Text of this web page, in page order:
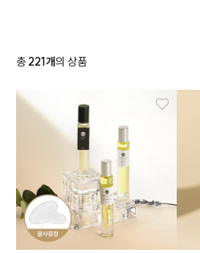
총 221개의 상품